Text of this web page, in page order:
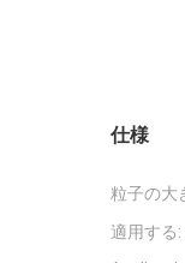
仕様
粒子の大
適用する: